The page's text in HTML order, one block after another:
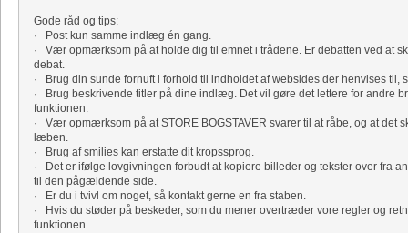
Gode råd og tips:
· Post kun samme indlæg én gang.
· Vær opmærksom på at holde dig til emnet i trådene. Er debatten ved at
debat.
· Brug din sunde fornuft i forhold til indholdet af websides der henvises til,
· Brug beskrivende titler på dine indlæg. Det vil gøre det lettere for andre
funktionen.
· Vær opmærksom på at STORE BOGSTAVER svarer til at råbe, og at det
læben.
· Brug af smilies kan erstatte dit kropssprog.
· Det er ifølge lovgivningen forbudt at kopiere billeder og tekster over fra
til den pågældende side.
· Er du i tvivl om noget, så kontakt gerne en fra staben.
· Hvis du støder på beskeder, som du mener overtræder vore regler og
funktionen.